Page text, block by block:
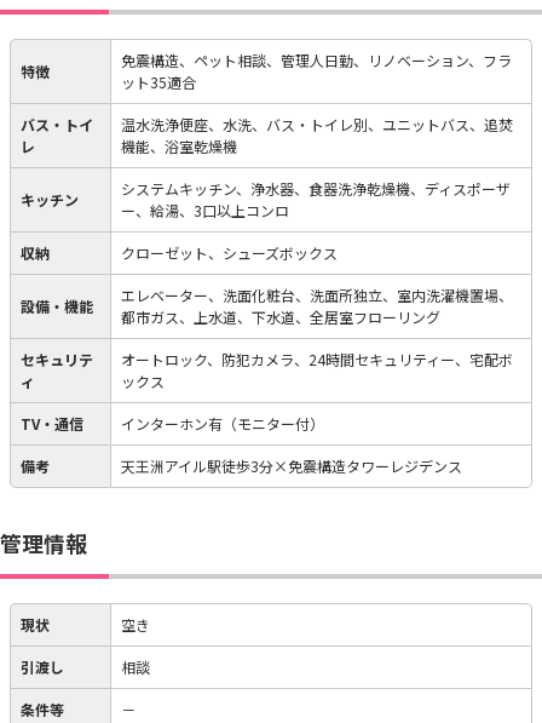
特徴
免震構造、ペット相談、管理人日勤、リノベーション、フラ
ット35適合
バス・トイ
レ
温水洗浄便座、水洗、バス・トイレ別、ユニットバス、追焚
機能、浴室乾燥機
キッチン
システムキッチン、浄水器、食器洗浄乾燥機、ディスポーザ
ー、給湯、3口以上コンロ
収納 クローゼット、シューズボックス
設備・機能
エレベーター、洗面化粧台、洗面所独立、室内洗濯機置場、
都市ガス、上水道、下水道、全居室フローリング
セキュリテ
ィ
オートロック、防犯カメラ、24時間セキュリティー、宅配ボ
ックス
TV・通信 インターホン有（モニター付）
備考 天王洲アイル駅徒歩3分×免震構造タワーレジデンス
管理情報
現状 空き
引渡し 相談
条件等 －